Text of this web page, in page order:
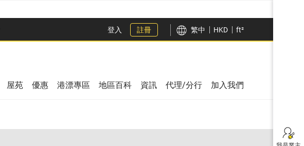
登入 註冊 繁中 HKD ft²
屋苑 優惠 港漂專區 地區百科 資訊 代理/分行 加入我們